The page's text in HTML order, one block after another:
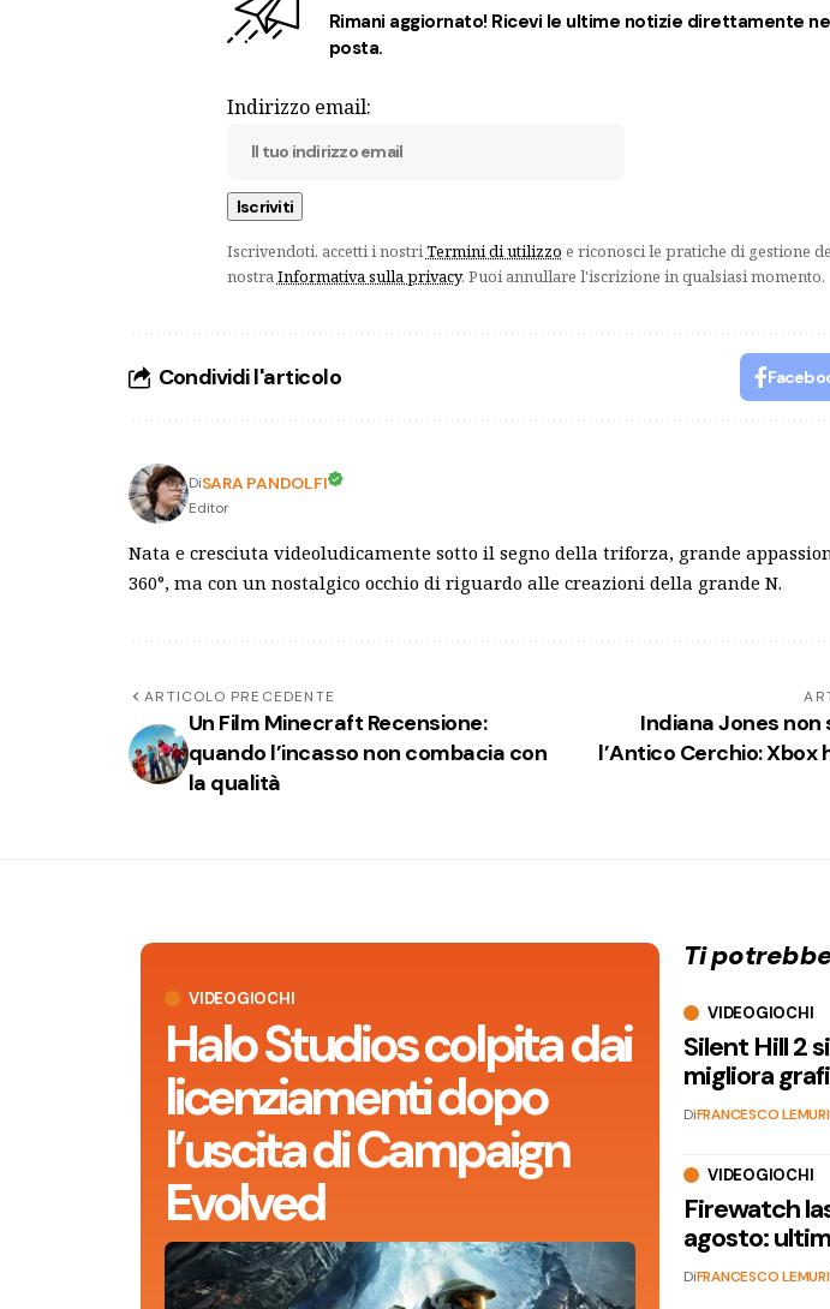
Rimani aggiornato! Ricevi le ultime notizie direttamente
posta.
Indirizzo email:
Iscrivendoti, accetti i nostriTermini di utilizzo e riconosci le pratiche di gestione
nostraInformativa sulla privacy. Puoi annullare l'iscrizione in qualsiasi momento.
Condividi l'articolo
DiSARA PANDOLFI
Editor
Nata e cresciuta videoludicamente sotto il segno della triforza, grande
360°, ma con un nostalgico occhio di riguardo alle creazioni della grande N.
ARTICOLO PRECEDENTE
Un Film Minecraft Recensione:
quando l’incasso non combacia con
la qualità
Indiana Jones non
l’Antico Cerchio: Xbox
VIDEOGIOCHI
Halo Studios colpita dai
licenziamenti dopo
l’uscita di Campaign
Evolved
Ti
VIDEOGIOCHI
Silent Hill 2
migliora
DiFRANCESCO LEMURI
VIDEOGIOCHI
Firewatch
agosto:
DiFRANCESCO LEMURI